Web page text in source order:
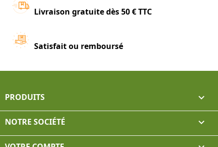
Livraison gratuite dès 50 € TTC
Satisfait ou remboursé
PRODUITS 
NOTRE SOCIÉTÉ 